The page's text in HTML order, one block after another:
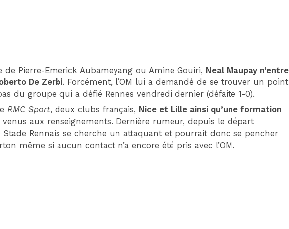
de Pierre-Emerick Aubameyang ou Amine Gouiri, Neal Maupay n’entre
De Zerbi. Forcément, l’OM lui a demandé de se trouver un point
du groupe qui a défié Rennes vendredi dernier (défaite 1-0).
RMC Sport, deux clubs français, Nice et Lille ainsi qu’une formation
venus aux renseignements. Dernière rumeur, depuis le départ
Stade Rennais se cherche un attaquant et pourrait donc se pencher
même si aucun contact n’a encore été pris avec l’OM.